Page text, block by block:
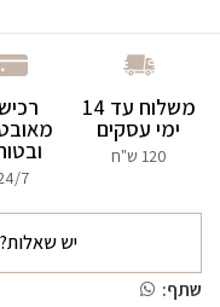
משלוח עד 14
ימי עסקים
120 ש"ח
7
יש
שתף: